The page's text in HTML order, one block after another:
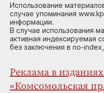
Использование
случае упоминания
информации.
В случае использования
активная индексируемая
без заключения в no-
Реклама в
«Комсомольская